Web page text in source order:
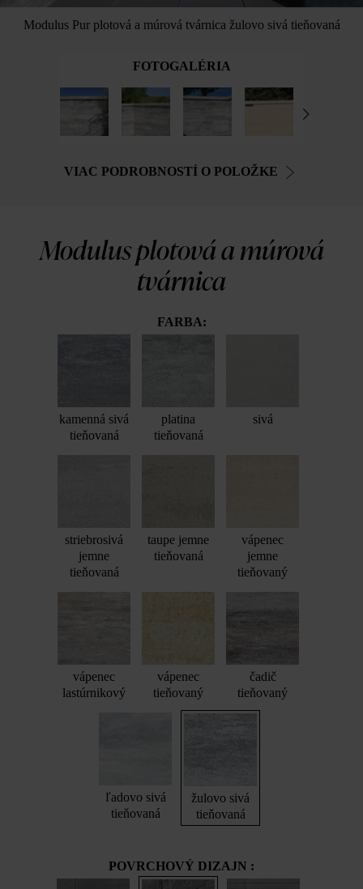
Modulus Pur plotová a múrová tvárnica žulovo sivá tieňovaná
FOTOGALÉRIA
VIAC PODROBNOSTÍ O POLOŽKE
Modulus plotová a múrová
tvárnica
FARBA:
kamenná sivá
tieňovaná
platina
tieňovaná
sivá
striebrosivá
jemne
tieňovaná
taupe jemne
tieňovaná
vápenec
jemne
tieňovaný
vápenec
lastúrnikový
vápenec
tieňovaný
čadič
tieňovaný
ľadovo sivá
tieňovaná
žulovo sivá
tieňovaná
POVRCHOVÝ DIZAJN :